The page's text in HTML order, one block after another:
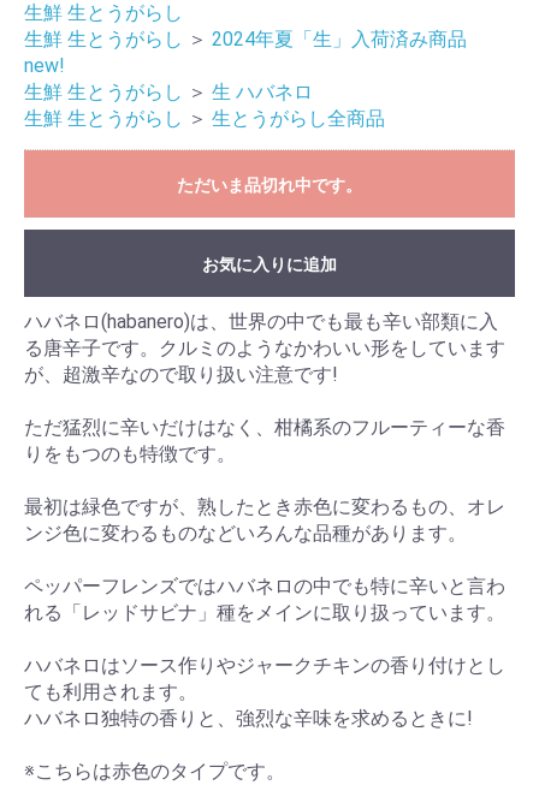
生鮮 生とうがらし
生鮮 生とうがらし ＞ 2024年夏「生」入荷済み商品
new!
生鮮 生とうがらし ＞ 生 ハバネロ
生鮮 生とうがらし ＞ 生とうがらし全商品
ただいま品切れ中です。
お気に入りに追加
ハバネロ(habanero)は、世界の中でも最も辛い部類に入
る唐辛子です。クルミのようなかわいい形をしています
が、超激辛なので取り扱い注意です!
ただ猛烈に辛いだけはなく、柑橘系のフルーティーな香
りをもつのも特徴です。
最初は緑色ですが、熟したとき赤色に変わるもの、オレ
ンジ色に変わるものなどいろんな品種があります。
ペッパーフレンズではハバネロの中でも特に辛いと言わ
れる「レッドサビナ」種をメインに取り扱っています。
ハバネロはソース作りやジャークチキンの香り付けとし
ても利用されます。
ハバネロ独特の香りと、強烈な辛味を求めるときに!
※こちらは赤色のタイプです。